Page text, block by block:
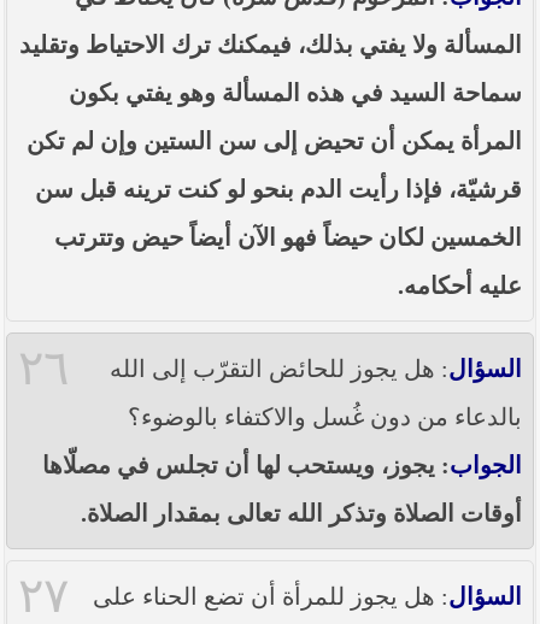
المسألة ولا يفتي بذلك، فيمكنك ترك الاحتياط وتقليد
سماحة السيد في هذه المسألة وهو يفتي بكون
المرأة يمكن أن تحيض إلى سن الستين وإن لم تكن
قرشيّة، فإذا رأيت الدم بنحو لو كنت ترينه قبل سن
الخمسين لكان حيضاً فهو الآن أيضاً حيض وتترتب
عليه أحكامه.
٢٦ السؤال: هل يجوز للحائض التقرّب إلى الله
بالدعاء من دون غُسل والاكتفاء بالوضوء؟
الجواب: يجوز، ويستحب لها أن تجلس في مصلّاها
أوقات الصلاة وتذكر الله تعالى بمقدار الصلاة.
٢٧ السؤال: هل يجوز للمرأة أن تضع الحناء على